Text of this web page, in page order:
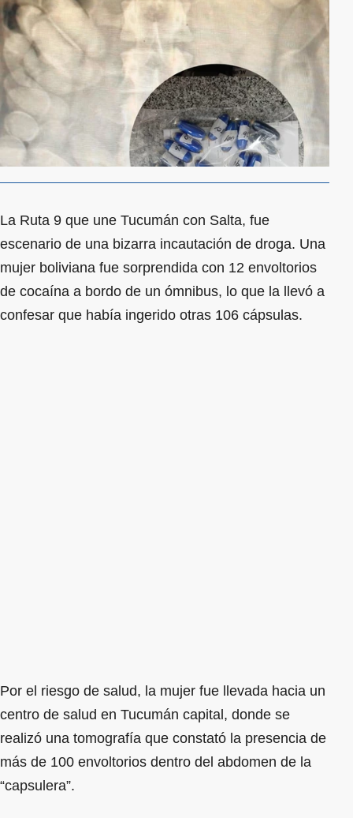
La Ruta 9 que une Tucumán con Salta, fue
escenario de una bizarra incautación de droga. Una
mujer boliviana fue sorprendida con 12 envoltorios
de cocaína a bordo de un ómnibus, lo que la llevó a
confesar que había ingerido otras 106 cápsulas.
Por el riesgo de salud, la mujer fue llevada hacia un
centro de salud en Tucumán capital, donde se
realizó una tomografía que constató la presencia de
más de 100 envoltorios dentro del abdomen de la
“capsulera”.